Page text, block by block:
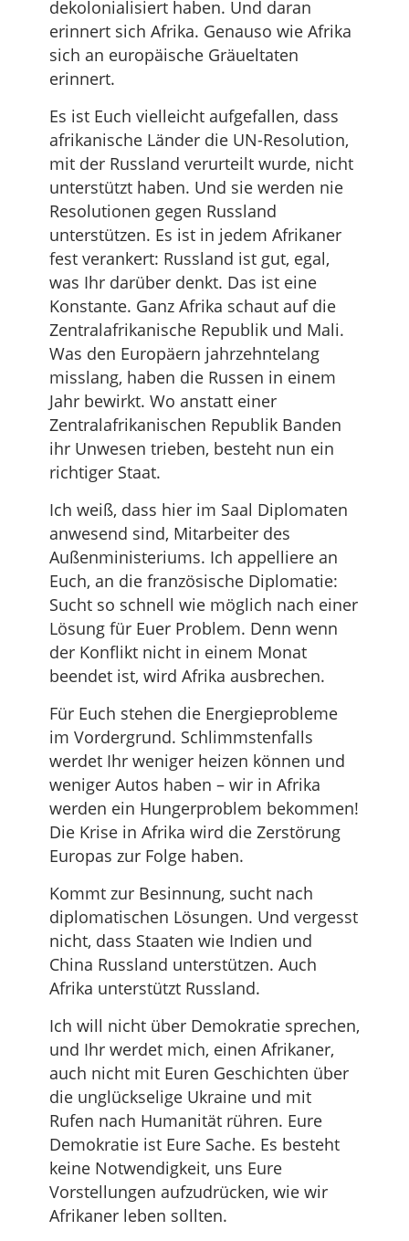
dekolonialisiert haben. Und daran
erinnert sich Afrika. Genauso wie Afrika
sich an europäische Gräueltaten
erinnert.
Es ist Euch vielleicht aufgefallen, dass
afrikanische Länder die UN-Resolution,
mit der Russland verurteilt wurde, nicht
unterstützt haben. Und sie werden nie
Resolutionen gegen Russland
unterstützen. Es ist in jedem Afrikaner
fest verankert: Russland ist gut, egal,
was Ihr darüber denkt. Das ist eine
Konstante. Ganz Afrika schaut auf die
Zentralafrikanische Republik und Mali.
Was den Europäern jahrzehntelang
misslang, haben die Russen in einem
Jahr bewirkt. Wo anstatt einer
Zentralafrikanischen Republik Banden
ihr Unwesen trieben, besteht nun ein
richtiger Staat.
Ich weiß, dass hier im Saal Diplomaten
anwesend sind, Mitarbeiter des
Außenministeriums. Ich appelliere an
Euch, an die französische Diplomatie:
Sucht so schnell wie möglich nach einer
Lösung für Euer Problem. Denn wenn
der Konflikt nicht in einem Monat
beendet ist, wird Afrika ausbrechen.
Für Euch stehen die Energieprobleme
im Vordergrund. Schlimmstenfalls
werdet Ihr weniger heizen können und
weniger Autos haben – wir in Afrika
werden ein Hungerproblem bekommen!
Die Krise in Afrika wird die Zerstörung
Europas zur Folge haben.
Kommt zur Besinnung, sucht nach
diplomatischen Lösungen. Und vergesst
nicht, dass Staaten wie Indien und
China Russland unterstützen. Auch
Afrika unterstützt Russland.
Ich will nicht über Demokratie sprechen,
und Ihr werdet mich, einen Afrikaner,
auch nicht mit Euren Geschichten über
die unglückselige Ukraine und mit
Rufen nach Humanität rühren. Eure
Demokratie ist Eure Sache. Es besteht
keine Notwendigkeit, uns Eure
Vorstellungen aufzudrücken, wie wir
Afrikaner leben sollten.